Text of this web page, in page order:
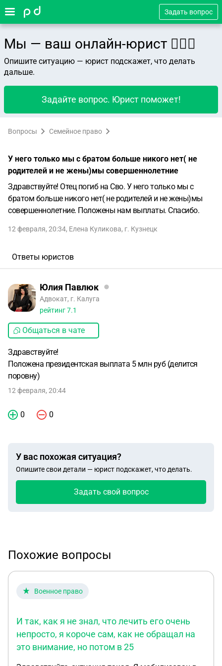
Задать вопрос
Мы — ваш онлайн-юрист 👨🏻‍⚖️
Опишите ситуацию — юрист подскажет, что делать
дальше.
Задайте вопрос. Юрист поможет!
Вопросы Семейное право
У него только мы с братом больше никого нет( не
родителей и не жены)мы совершеннолетние
Здравствуйте! Отец погиб на Сво. У него только мы с
братом больше никого нет( не родителей и не жены)мы
совершеннолетние. Положены нам выплаты. Спасибо.
12 февраля, 20:34, Елена Куликова, г. Кузнецк
Ответы юристов
Юлия Павлюк
Адвокат, г. Калуга
рейтинг7.1
Общаться в чате
Здравствуйте!
Положена президентская выплата 5 млн руб (делится
поровну)
12 февраля, 20:44
0 0
У вас похожая ситуация?
Опишите свои детали — юрист подскажет, что делать.
Задать свой вопрос
Похожие вопросы
Военное право
И так, как я не знал, что лечить его очень
непросто, я короче сам, как не обращал на
это внимание, но потом в 25